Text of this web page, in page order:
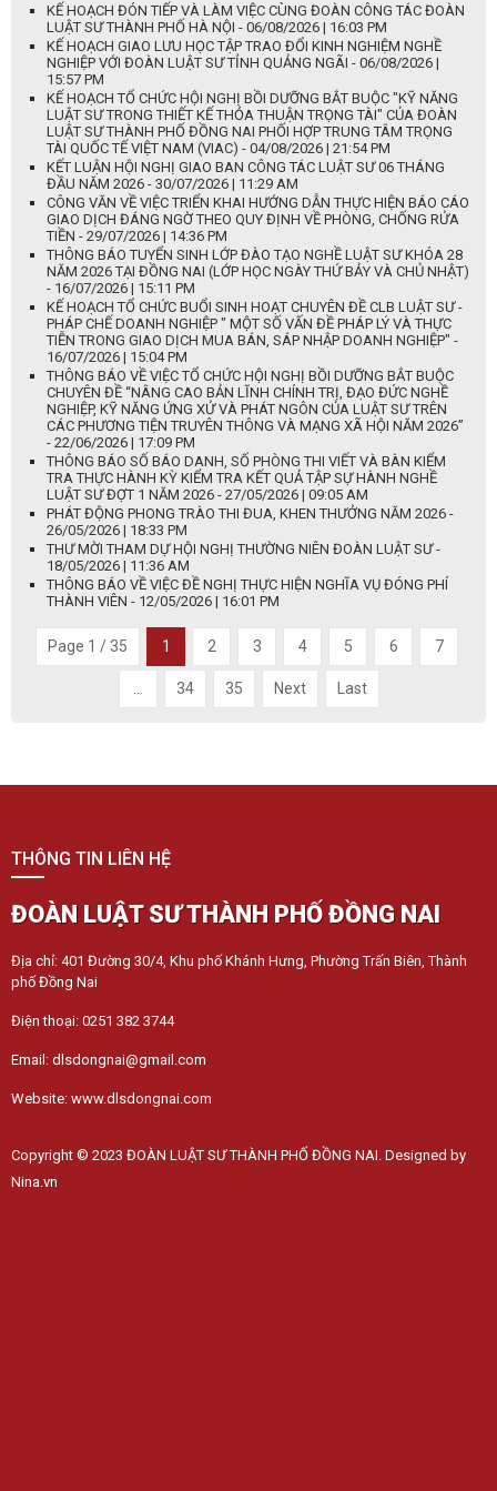
KẾ HOẠCH ĐÓN TIẾP VÀ LÀM VIỆC CÙNG ĐOÀN CÔNG TÁC ĐOÀN
LUẬT SƯ THÀNH PHỐ HÀ NỘI - 06/08/2026 | 16:03 PM
KẾ HOẠCH GIAO LƯU HỌC TẬP TRAO ĐỔI KINH NGHIỆM NGHỀ
NGHIỆP VỚI ĐOÀN LUẬT SƯ TỈNH QUẢNG NGÃI - 06/08/2026 |
15:57 PM
KẾ HOẠCH TỔ CHỨC HỘI NGHỊ BỒI DƯỠNG BẮT BUỘC "KỸ NĂNG
LUẬT SƯ TRONG THIẾT KẾ THỎA THUẬN TRỌNG TÀI" CỦA ĐOÀN
LUẬT SƯ THÀNH PHỐ ĐỒNG NAI PHỐI HỢP TRUNG TÂM TRỌNG
TÀI QUỐC TẾ VIỆT NAM (VIAC) - 04/08/2026 | 21:54 PM
KẾT LUẬN HỘI NGHỊ GIAO BAN CÔNG TÁC LUẬT SƯ 06 THÁNG
ĐẦU NĂM 2026 - 30/07/2026 | 11:29 AM
CÔNG VĂN VỀ VIỆC TRIỂN KHAI HƯỚNG DẪN THỰC HIỆN BÁO CÁO
GIAO DỊCH ĐÁNG NGỜ THEO QUY ĐỊNH VỀ PHÒNG, CHỐNG RỬA
TIỀN - 29/07/2026 | 14:36 PM
THÔNG BÁO TUYỂN SINH LỚP ĐÀO TẠO NGHỀ LUẬT SƯ KHÓA 28
NĂM 2026 TẠI ĐỒNG NAI (LỚP HỌC NGÀY THỨ BẢY VÀ CHỦ NHẬT)
- 16/07/2026 | 15:11 PM
KẾ HOẠCH TỔ CHỨC BUỔI SINH HOẠT CHUYÊN ĐỀ CLB LUẬT SƯ -
PHÁP CHẾ DOANH NGHIỆP " MỘT SỐ VẤN ĐỀ PHÁP LÝ VÀ THỰC
TIỄN TRONG GIAO DỊCH MUA BÁN, SÁP NHẬP DOANH NGHIỆP" -
16/07/2026 | 15:04 PM
THÔNG BÁO VỀ VIỆC TỔ CHỨC HỘI NGHỊ BỒI DƯỠNG BẮT BUỘC
CHUYÊN ĐỀ “NÂNG CAO BẢN LĨNH CHÍNH TRỊ, ĐẠO ĐỨC NGHỀ
NGHIỆP, KỸ NĂNG ỨNG XỬ VÀ PHÁT NGÔN CỦA LUẬT SƯ TRÊN
CÁC PHƯƠNG TIỆN TRUYÊN THÔNG VÀ MẠNG XÃ HỘI NĂM 2026”
- 22/06/2026 | 17:09 PM
THÔNG BÁO SỐ BÁO DANH, SỐ PHÒNG THI VIẾT VÀ BÀN KIỂM
TRA THỰC HÀNH KỲ KIỂM TRA KẾT QUẢ TẬP SỰ HÀNH NGHỀ
LUẬT SƯ ĐỢT 1 NĂM 2026 - 27/05/2026 | 09:05 AM
PHÁT ĐỘNG PHONG TRÀO THI ĐUA, KHEN THƯỞNG NĂM 2026 -
26/05/2026 | 18:33 PM
THƯ MỜI THAM DỰ HỘI NGHỊ THƯỜNG NIÊN ĐOÀN LUẬT SƯ -
18/05/2026 | 11:36 AM
THÔNG BÁO VỀ VIỆC ĐỀ NGHỊ THỰC HIỆN NGHĨA VỤ ĐÓNG PHÍ
THÀNH VIÊN - 12/05/2026 | 16:01 PM
Page 1 / 35 1 2 3 4 5 6 7
34 35 Next Last
THÔNG TIN LIÊN HỆ
ĐOÀN LUẬT SƯ THÀNH PHỐ ĐỒNG NAI
Địa chỉ: 401 Đường 30/4, Khu phố Khánh Hưng, Phường Trấn Biên, Thành
phố Đồng Nai
Điện thoại: 0251 382 3744
Email: dlsdongnai@gmail.com
Website: www.dlsdongnai.com
Copyright © 2023 ĐOÀN LUẬT SƯ THÀNH PHỐ ĐỒNG NAI. Designed by
Nina.vn